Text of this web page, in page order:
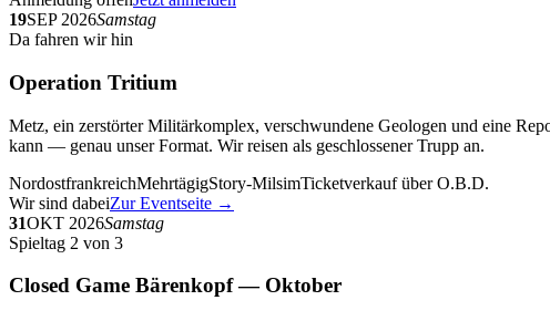
19SEP 2026Samstag
Da fahren wir hin
Operation Tritium
Metz, ein zerstörter Militärkomplex, verschwundene Geologen und eine
kann — genau unser Format. Wir reisen als geschlossener Trupp an.
NordostfrankreichMehrtägigStory-MilsimTicketverkauf über O.B.D.
Wir sind dabeiZur Eventseite →
31OKT 2026Samstag
Spieltag 2 von 3
Closed Game Bärenkopf — Oktober